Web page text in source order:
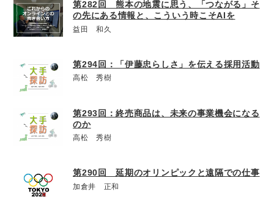
第282回 熊本の地震に思う、「つながる」そ
の先にある情報と、こういう時こそAIを
益田 和久
第294回：「伊藤忠らしさ」を伝える採用活動
高松 秀樹
第293回：終売商品は、未来の事業機会になる
のか
高松 秀樹
第290回 延期のオリンピックと遠隔での仕事
加倉井 正和